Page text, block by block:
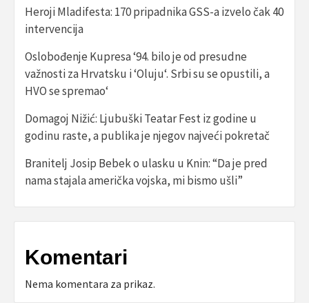
Heroji Mladifesta: 170 pripadnika GSS-a izvelo čak 40
intervencija
Oslobođenje Kupresa ‘94. bilo je od presudne
važnosti za Hrvatsku i ‘Oluju‘. Srbi su se opustili, a
HVO se spremao‘
Domagoj Nižić: Ljubuški Teatar Fest iz godine u
godinu raste, a publika je njegov najveći pokretač
Branitelj Josip Bebek o ulasku u Knin: “Da je pred
nama stajala američka vojska, mi bismo ušli”
Komentari
Nema komentara za prikaz.